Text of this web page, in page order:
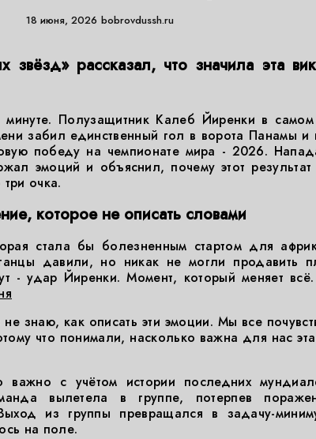
18 июня, 2026 bobrovdussh.ru
рассказал, что значила эта
Полузащитник Калеб Йиренки в
забил единственный гол в ворота Панамы и
победу на чемпионате мира - 2026.
эмоций и объяснил, почему этот результат
очка.
которое не описать словами
стала бы болезненным стартом для
давили, но никак не могли продавить
- удар Йиренки. Момент, который меняет всё.
знаю, как описать эти эмоции. Мы все
что понимали, насколько важна для нас
важно с учётом истории последних
вылетела в группе, потерпев
из группы превращался в задачу-
на поле.